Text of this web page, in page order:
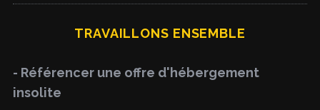
f
o
C
TRAVAILLONS ENSEMBLE
- Référencer une offre d'hébergement
insolite